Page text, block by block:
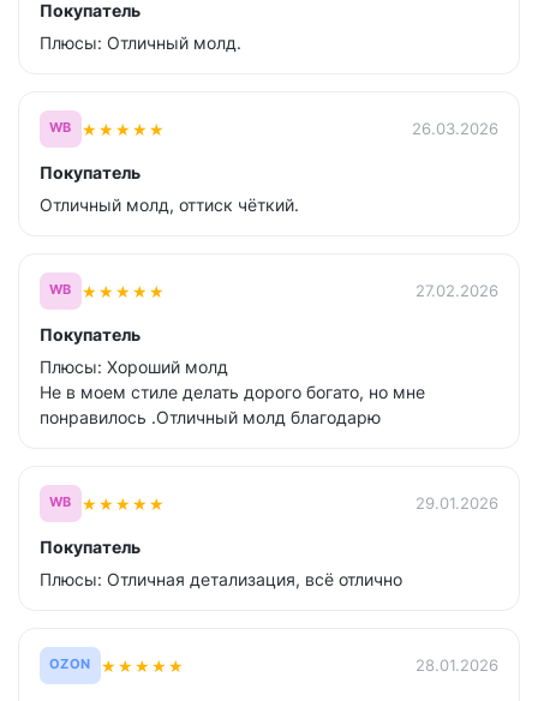
Покупатель
Плюсы: Отличный молд.
WB ★★★★★ 26.03.2026
Покупатель
Отличный молд, оттиск чёткий.
WB ★★★★★ 27.02.2026
Покупатель
Плюсы: Хороший молд
Не в моем стиле делать дорого богато, но мне
понравилось .Отличный молд благодарю
WB ★★★★★ 29.01.2026
Покупатель
Плюсы: Отличная детализация, всё отлично
OZON ★★★★★ 28.01.2026